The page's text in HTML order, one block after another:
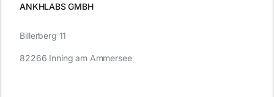
ANKHLABS GMBH
Billerberg 11
82266 Inning am Ammersee